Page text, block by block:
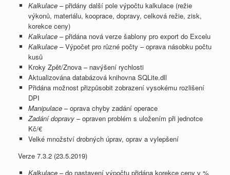
Kalkulace– přidány další pole výpočtu kalkulace (režie
výkonů, materiálu, kooprace, dopravy, celková režie, zisk,
korekce ceny)
Kalkulace– přidána nová verze šablony pro export do Excelu
Kalkulace– Výpočet pro různé počty – oprava násobku počtu
kusů
Kroky Zpět/Znova – navýšení rychlosti
Aktualizována databázová knihovna SQLite.dll
Přidána možnost přizpůsobit zobrazení vysokému rozlišení
DPI
Manipulace– oprava chyby zadání operace
Zadání dopravy– opraven problém s uložením při jednotce
Kč/€
Velké množství drobných úprav, oprav a vylepšení
Verze 7.3.2 (23.5.2019)
Kalkulace– do nastavení výpočtu přidána korekce ceny v %